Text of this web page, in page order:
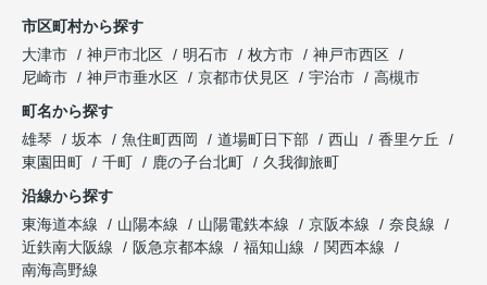
市区町村から探す
大津市
神戸市北区 明石市 枚方市
神戸市西区
尼崎市
神戸市垂水区 京都市伏見区 宇治市
高槻市
町名から探す
雄琴
坂本 魚住町西岡 道場町日下部 西山
香里ケ丘
東園田町
千町 鹿の子台北町
久我御旅町
沿線から探す
東海道本線
山陽本線 山陽電鉄本線 京阪本線
奈良線
近鉄南大阪線
阪急京都本線 福知山線
関西本線
南海高野線